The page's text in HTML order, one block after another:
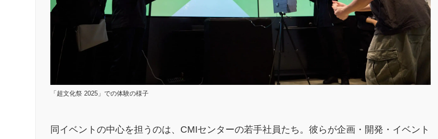
「超文化祭 2025」での体験の様子
同イベントの中心を担うのは、CMIセンターの若手社員たち。彼らが企画・開発・イベント